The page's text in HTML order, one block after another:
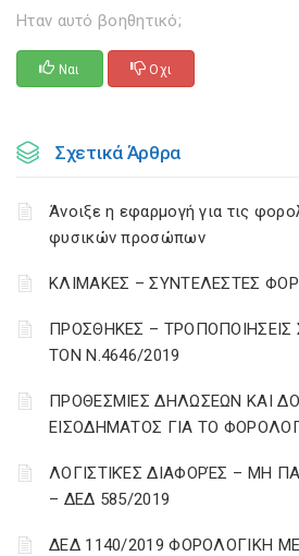
Ηταν αυτό βοηθητικό;
Ναι Οχι
Σχετικά Άρθρα
Άνοιξε η εφαρμογή για τις
φυσικών προσώπων
ΚΛΙΜΑΚΕΣ – ΣΥΝΤΕΛΕΣΤΕΣ
ΠΡΟΣΘΗΚΕΣ – ΤΡΟΠΟΠΟΙΗΣΕΙΣ
ΤΟΝ Ν.4646/2019
ΠΡΟΘΕΣΜΙΕΣ ΔΗΛΩΣΕΩΝ ΚΑΙ
ΕΙΣΟΔΗΜΑΤΟΣ ΓΙΑ ΤΟ
ΛΟΓΙΣΤΙΚΈΣ ΔΙΑΦΟΡΈΣ – ΜΗ
– ΔΕΔ 585/2019
ΔΕΔ 1140/2019 ΦΟΡΟΛΟΓΙΚΗ